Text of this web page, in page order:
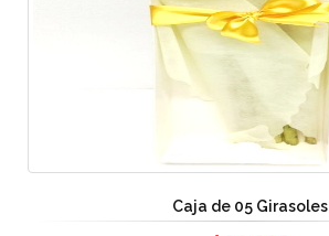
Caja de 05 Girasoles